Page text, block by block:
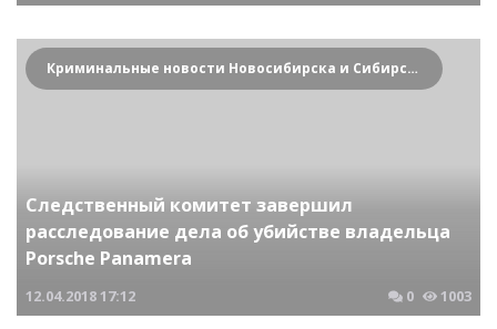
Криминальные новости Новосибирска и Сибирского региона
Следственный комитет завершил
расследование дела об убийстве владельца
Porsche Panamera
12.04.201817:12 0 1003